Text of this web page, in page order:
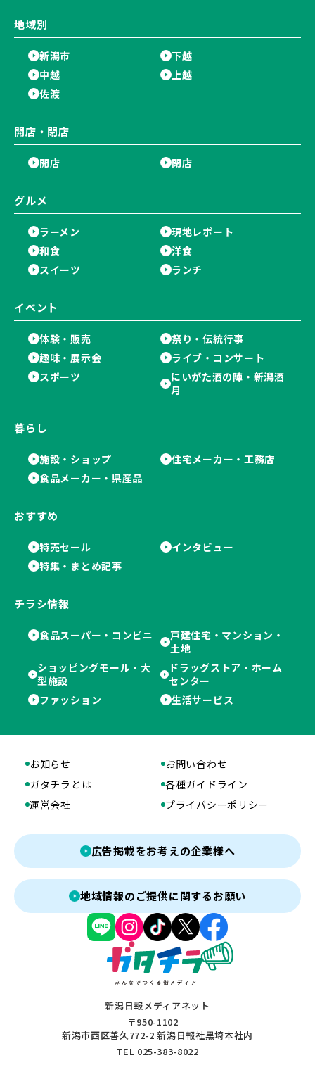
地域別
新潟市
下越
中越
上越
佐渡
開店・閉店
開店 閉店
グルメ
ラーメン
現地レポート
和食
洋食
スイーツ
ランチ
イベント
体験・販売
祭り・伝統行事
趣味・展示会
ライブ・コンサート
スポーツ
にいがた酒の陣・新潟酒
月
暮らし
施設・ショップ
住宅メーカー・工務店
食品メーカー・県産品
おすすめ
特売セール
インタビュー
特集・まとめ記事
チラシ情報
食品スーパー・コンビニ
戸建住宅・マンション・
土地
ショッピングモール・大
型施設
ドラッグストア・ホーム
センター
ファッション
生活サービス
新潟日報メディアネット
〒950-1102
新潟市西区善久772-2 新潟日報社黒埼本社内
TEL 025-383-8022
お知らせ
お問い合わせ
ガタチラとは
各種ガイドライン
運営会社
プライバシーポリシー
広告掲載をお考えの企業様へ
地域情報のご提供に関するお願い